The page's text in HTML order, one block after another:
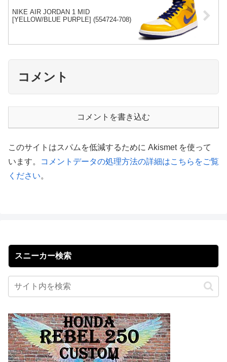
NIKE AIR JORDAN 1 MID
[YELLOW/BLUE PURPLE] (554724-708)
コメント
コメントを書き込む
このサイトはスパムを低減するために Akismet を使って
います。
コメントデータの処理方法の詳細はこちらをご覧
ください。
スニーカー検索